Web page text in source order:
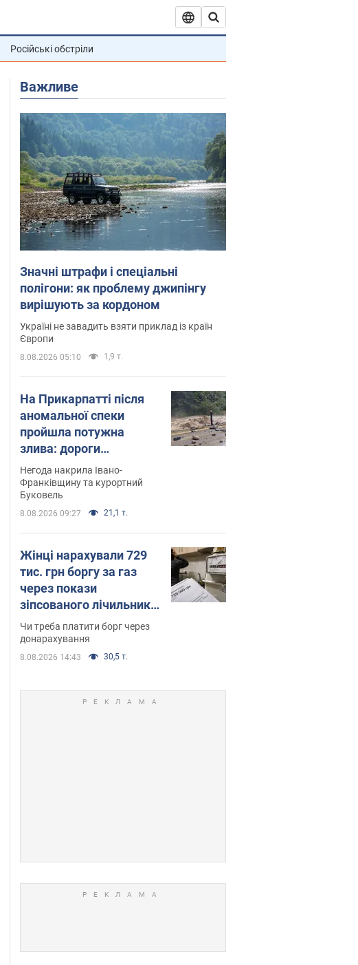
Російські обстріли
Важливе
Значні штрафи і спеціальні
полігони: як проблему джипінгу
вирішують за кордоном
Україні не завадить взяти приклад із країн
Європи
8.08.2026 05:10 1,9 т.
На Прикарпатті після
аномальної спеки
пройшла потужна
злива: дороги
перетворились на
річки. Відео
Негода накрила Івано-
Франківщину та курортний
Буковель
8.08.2026 09:27 21,1 т.
Жінці нарахували 729
тис. грн боргу за газ
через покази
зіпсованого лічильника:
суддя ухвалив
неочікуване рішення
Чи треба платити борг через
донарахування
8.08.2026 14:43 30,5 т.